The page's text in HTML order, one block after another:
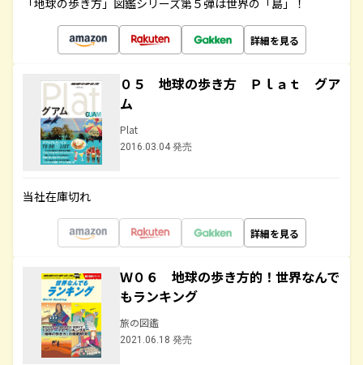
「地球の歩き方」図鑑シリーズ第５弾は世界の「島」！
詳細を見る
０５ 地球の歩き方 Ｐｌａｔ グア
ム
Plat
2016.03.04 発売
当社在庫切れ
詳細を見る
Ｗ０６ 地球の歩き方的！世界なんで
もランキング
旅の図鑑
2021.06.18 発売